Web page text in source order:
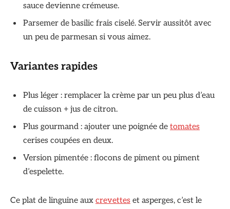
sauce devienne crémeuse.
Parsemer de basilic frais ciselé. Servir aussitôt avec
un peu de parmesan si vous aimez.
Variantes rapides
Plus léger : remplacer la crème par un peu plus d’eau
de cuisson + jus de citron.
Plus gourmand : ajouter une poignée de tomates
cerises coupées en deux.
Version pimentée : flocons de piment ou piment
d’espelette.
Ce plat de linguine aux crevettes et asperges, c’est le